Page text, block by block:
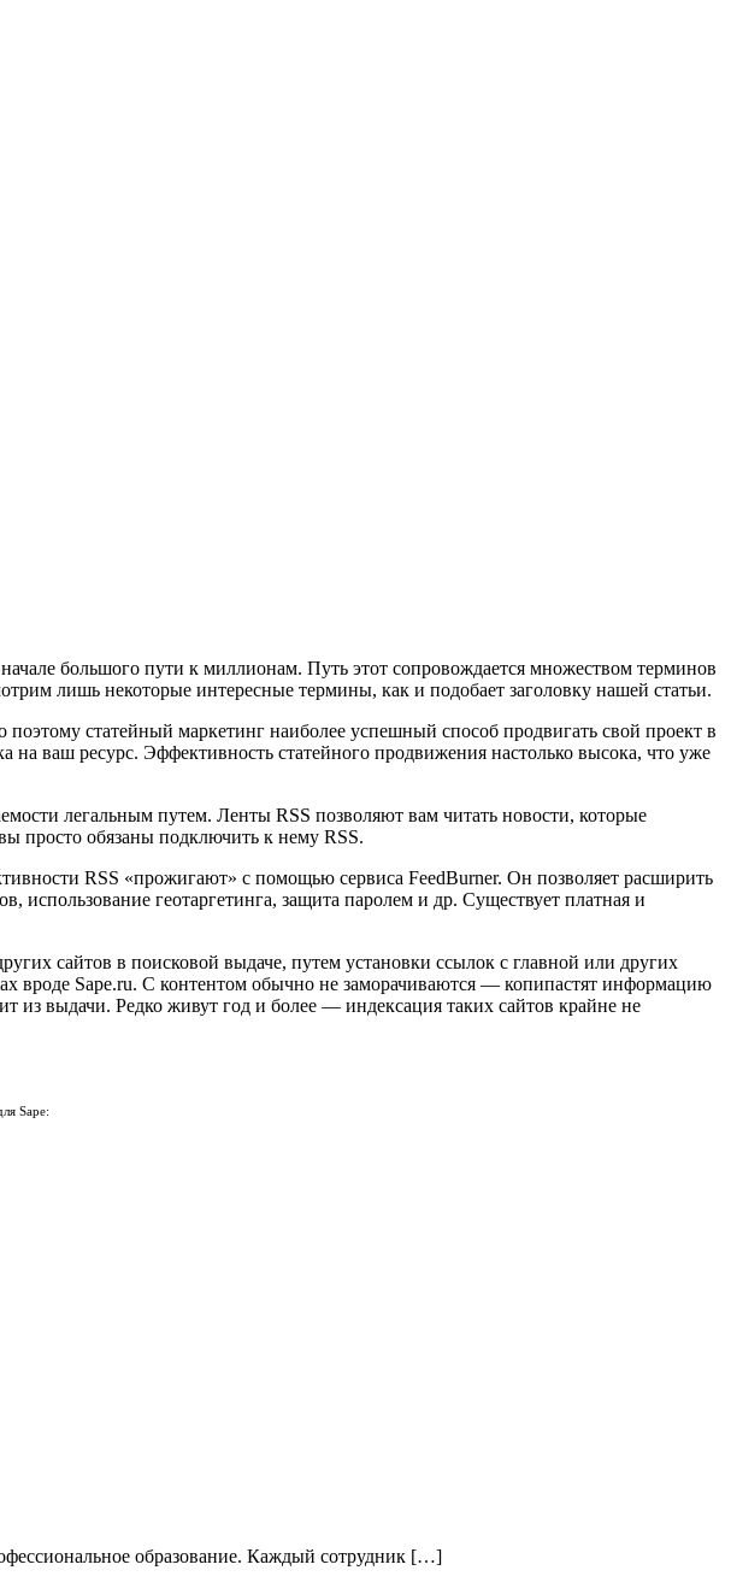
большого пути к миллионам. Путь этот сопровождается множеством терминов
лишь некоторые интересные термины, как и подобает заголовку нашей статьи.
статейный маркетинг наиболее успешный способ продвигать свой проект в
на ваш ресурс. Эффективность статейного продвижения настолько высока, что уже
легальным путем. Ленты RSS позволяют вам читать новости, которые
просто обязаны подключить к нему RSS.
RSS «прожигают» с помощью сервиса FeedBurner. Он позволяет расширить
геотаргетинга, защита паролем и др. Существует платная и
сайтов в поисковой выдаче, путем установки ссылок с главной или других
вроде Sape.ru. С контентом обычно не заморачиваются — копипастят информацию
из выдачи. Редко живут год и более — индексация таких сайтов крайне не
Sape:
образование. Каждый сотрудник […]